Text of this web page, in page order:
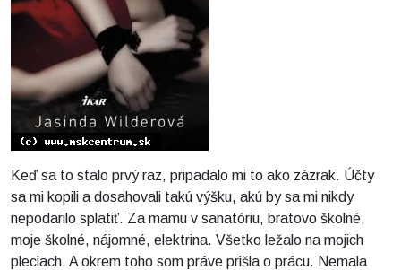
Keď sa to stalo prvý raz, pripadalo mi to ako zázrak. Účty
sa mi kopili a dosahovali takú výšku, akú by sa mi nikdy
nepodarilo splatiť. Za mamu v sanatóriu, bratovo školné,
moje školné, nájomné, elektrina. Všetko ležalo na mojich
pleciach. A okrem toho som práve prišla o prácu. Nemala